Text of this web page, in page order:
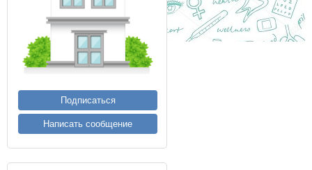
Подписаться
Написать сообщение